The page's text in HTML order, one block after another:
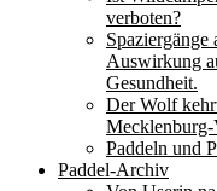
verboten?
Auswirkung
Gesundheit.
Der Wolf
Paddeln und
Paddel-Archiv